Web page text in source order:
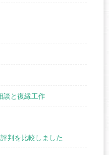
談と復縁工作
判を比較しました